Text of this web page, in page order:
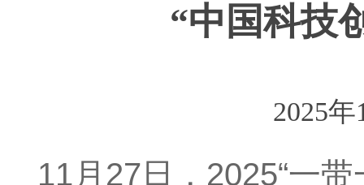
“中国科技
2025
11月27日，2025“一